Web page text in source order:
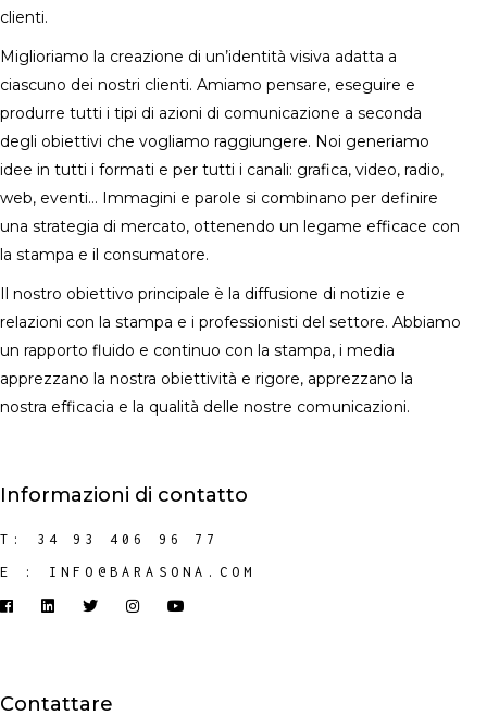
clienti.
Miglioriamo la creazione di un’identità visiva adatta a
ciascuno dei nostri clienti. Amiamo pensare, eseguire e
produrre tutti i tipi di azioni di comunicazione a seconda
degli obiettivi che vogliamo raggiungere. Noi generiamo
idee in tutti i formati e per tutti i canali: grafica, video, radio,
web, eventi… Immagini e parole si combinano per definire
una strategia di mercato, ottenendo un legame efficace con
la stampa e il consumatore.
Il nostro obiettivo principale è la diffusione di notizie e
relazioni con la stampa e i professionisti del settore. Abbiamo
un rapporto fluido e continuo con la stampa, i media
apprezzano la nostra obiettività e rigore, apprezzano la
nostra efficacia e la qualità delle nostre comunicazioni.
Informazioni di contatto
T: 34 93 406 96 77
E : INFO@BARASONA.COM
Contattare